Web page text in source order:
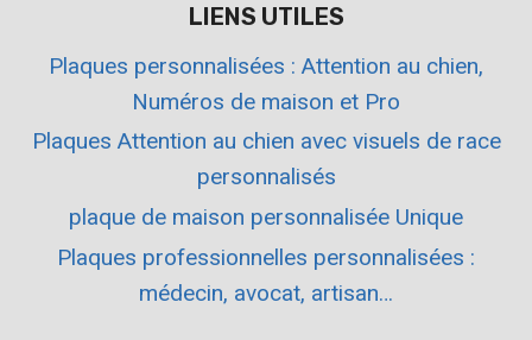
LIENS UTILES
Plaques personnalisées : Attention au chien,
Numéros de maison et Pro
Plaques Attention au chien avec visuels de race
personnalisés
plaque de maison personnalisée Unique
Plaques professionnelles personnalisées :
médecin, avocat, artisan…